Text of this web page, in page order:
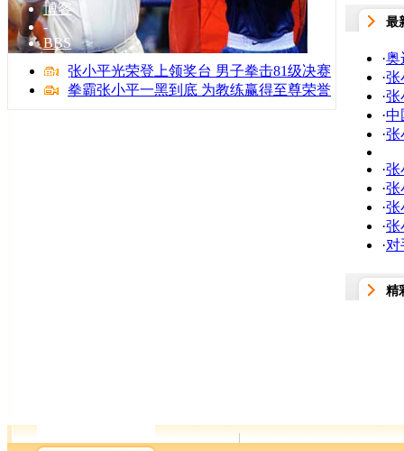
博客
-
BBS
搜狗张小平光荣登上领奖台 男子拳击81级决赛
拳霸张小平一黑到底 为教练赢得至尊荣誉
最
·奥
·张
·张
·中
·张
·张
·张
·张
·张
·对
精